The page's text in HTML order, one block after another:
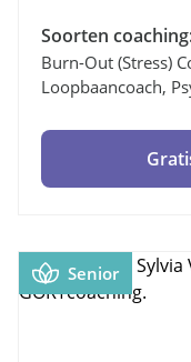
Soorten
Burn-Out (stress)
Loopbaancoach,
Senior